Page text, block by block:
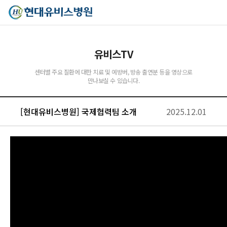
유비스TV
센터별 주요 질환에 대한 치료 및 예방버, 방송 출연분 등을 영상으로
만나보실 수 있습니다.
[현대유비스병원] 국제협력팀 소개 2025.12.01